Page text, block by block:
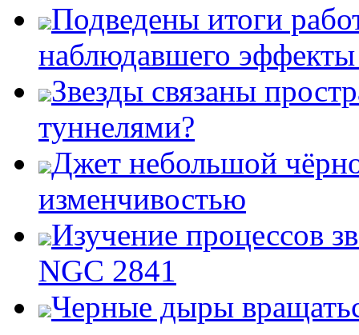
Подведены итоги
наблюдавшего
Звезды связаны
туннелями?
Джет небольшой
изменчивостью
Изучение процессов
NGC 2841
Черные дыры